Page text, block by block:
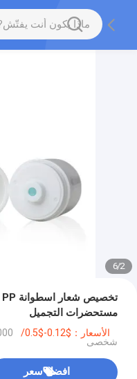
2
/
6
مستحضرات التجميل
الأسعار：$0.12-$0.5/Pieces
شخصى
افضل سعر